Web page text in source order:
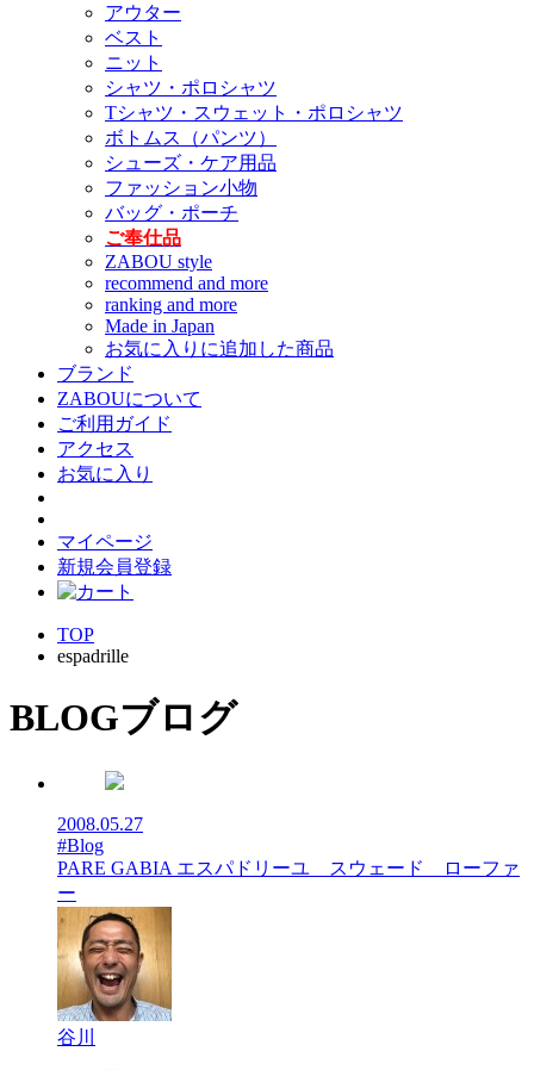
アウター
ベスト
ニット
シャツ・ポロシャツ
Tシャツ・スウェット・ポロシャツ
ボトムス（パンツ）
シューズ・ケア用品
ファッション小物
バッグ・ポーチ
ご奉仕品
ZABOU style
recommend and more
ranking and more
Made in Japan
お気に入りに追加した商品
ブランド
ZABOUについて
ご利用ガイド
アクセス
お気に入り
マイページ
新規会員登録
TOP
espadrille
BLOGブログ
2008.05.27
#Blog
PARE GABIA エスパドリーユ スウェード ローファ
ー
谷川